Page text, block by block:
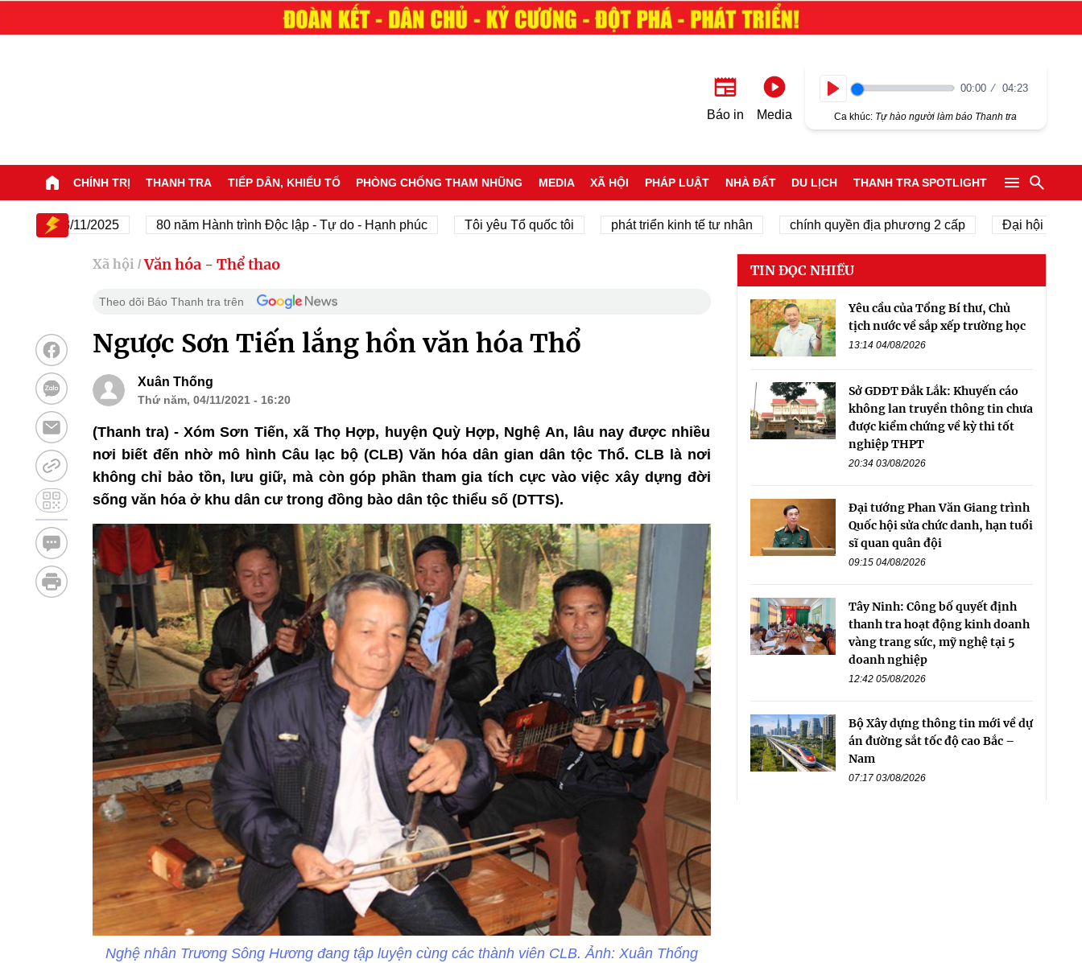
Báo in Media
00:00 04:23
Ca khúc: Tự hào người làm báo Thanh tra
CHÍNH TRỊ THANH TRA TIẾP DÂN, KHIẾU TỐ PHÒNG CHỐNG THAM NHŨNG MEDIA XÃ HỘI PHÁP LUẬT NHÀ ĐẤT DU LỊCH THANH TRA SPOTLIGHT
- 23/11/2025 80 năm Hành trình Độc lập - Tự do - Hạnh phúc Tôi yêu Tổ quốc tôi phát triển kinh tế tư nhân chính quyền địa phương 2 cấp Đại hội Đại biểu
Xã hội / Văn hóa - Thể thao
Theo dõi Báo Thanh tra trên
Ngược Sơn Tiến lắng hồn văn hóa Thổ
Xuân Thống
Thứ năm, 04/11/2021 - 16:20
(Thanh tra) - Xóm Sơn Tiến, xã Thọ Hợp, huyện Quỳ Hợp, Nghệ An, lâu nay được nhiều
nơi biết đến nhờ mô hình Câu lạc bộ (CLB) Văn hóa dân gian dân tộc Thổ. CLB là nơi
không chỉ bảo tồn, lưu giữ, mà còn góp phần tham gia tích cực vào việc xây dựng đời
sống văn hóa ở khu dân cư trong đồng bào dân tộc thiểu số (DTTS).
Nghệ nhân Trương Sông Hương đang tập luyện cùng các thành viên CLB. Ảnh: Xuân Thống
TIN ĐỌC NHIỀU
Yêu cầu của Tổng Bí thư, Chủ
tịch nước về sắp xếp trường học
13:14 04/08/2026
Sở GDĐT Đắk Lắk: Khuyến cáo
không lan truyền thông tin chưa
được kiểm chứng về kỳ thi tốt
nghiệp THPT
20:34 03/08/2026
Đại tướng Phan Văn Giang trình
Quốc hội sửa chức danh, hạn tuổi
sĩ quan quân đội
09:15 04/08/2026
Tây Ninh: Công bố quyết định
thanh tra hoạt động kinh doanh
vàng trang sức, mỹ nghệ tại 5
doanh nghiệp
12:42 05/08/2026
Bộ Xây dựng thông tin mới về dự
án đường sắt tốc độ cao Bắc –
Nam
07:17 03/08/2026